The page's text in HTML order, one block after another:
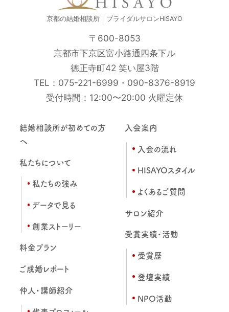
京都の結婚相談所｜ブライダルサロンHISAYO
〒600-8053
京都市下京区富小路通四条下ル
徳正寺町42 笑い屋3階
TEL： 075-221-6999 ・ 090-8376-8919
受付時間：12:00〜20:00 火曜定休
結婚相談所が初めての方
へ
私たちについて
私たちの強み
データで見る
創業ストーリー
料金プラン
ご成婚レポート
仲人・講師紹介
入会案内
入会の流れ
HISAYOスタイル
よくあるご質問
サロン紹介
受賞実績・活動
受賞歴
登壇実績
NPO活動